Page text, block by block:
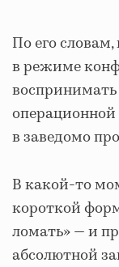
По его
в режиме
операционной
в заведомо
В какой‑то
короткой
ломать» — и
абсолютной